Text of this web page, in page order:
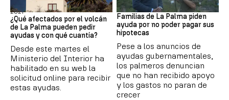
Erupción volcánica de La Palma de
2021
¿Qué afectados por el volcán
de La Palma pueden pedir
ayudas y con qué cuantía?
Desde este martes el
Ministerio del Interior ha
habilitado en su web la
solicitud online para recibir
estas ayudas.
Desesperación
Familias de La Palma piden
ayuda por no poder pagar sus
hipotecas
Pese a los anuncios de
ayudas gubernamentales,
los palmeros denuncian
que no han recibido apoyo
y los gastos no paran de
crecer